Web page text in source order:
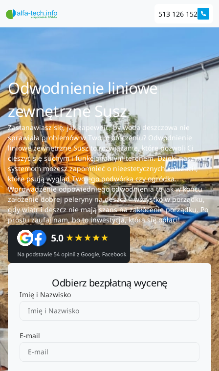
513 126 152
Odwodnienie liniowe
zewnętrzne Susz
Zastanawiasz się, jak zapewnić, by woda deszczowa nie
sprawiała problemów w Twoim otoczeniu? Odwodnienie
liniowe zewnętrzne Susz to rozwiązanie, które pozwoli Ci
cieszyć się suchym i funkcjonalnym terenem. Dzięki naszym
systemom możesz zapomnieć o nieestetycznych kałużach,
które psują wygląd Twojego podwórka czy ogródka.
Wprowadzenie odpowiedniego odwodnienia to jak w końcu
założenie dobrej peleryny na deszcz – wszystko w porządku,
gdy wiatr i deszcz nie mają szans na zakłócenie porządku. Po
prostu zaufaj nam, bo to inwestycja, która się opłaci!
Odbierz bezpłatną wycenę
Imię i Nazwisko
E-mail